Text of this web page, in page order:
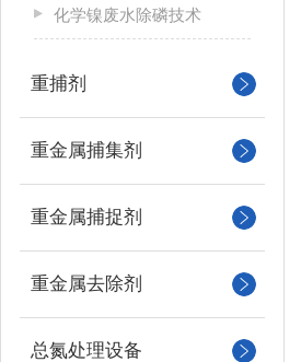
化学镍废水除磷技术
重捕剂
重金属捕集剂
重金属捕捉剂
重金属去除剂
总氮处理设备